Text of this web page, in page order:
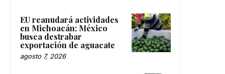
EU reanudará actividades
en Michoacán; México
busca destrabar
exportación de aguacate
agosto 7, 2026